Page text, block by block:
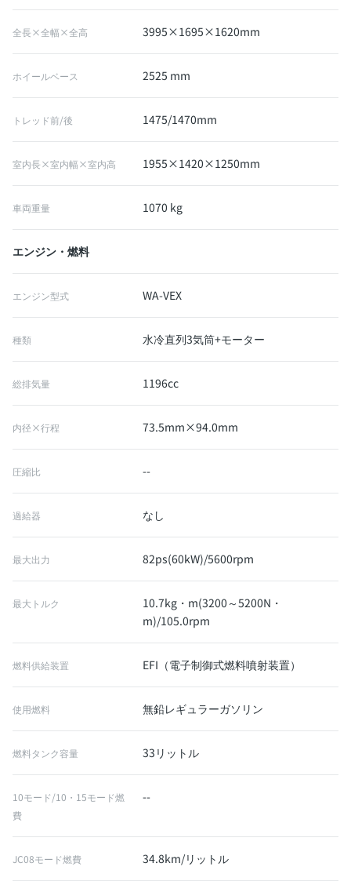
全長×全幅×全高 3995×1695×1620mm
ホイールベース 2525 mm
トレッド前/後 1475/1470mm
室内長×室内幅×室内高 1955×1420×1250mm
車両重量 1070 kg
エンジン・燃料
エンジン型式 WA-VEX
種類 水冷直列3気筒+モーター
総排気量 1196cc
内径×行程 73.5mm×94.0mm
圧縮比 --
過給器 なし
最大出力 82ps(60kW)/5600rpm
最大トルク
10.7kg・m(3200～5200N・
m)/105.0rpm
燃料供給装置 EFI（電子制御式燃料噴射装置）
使用燃料 無鉛レギュラーガソリン
燃料タンク容量 33リットル
10モード/10・15モード燃
費
--
JC08モード燃費 34.8km/リットル